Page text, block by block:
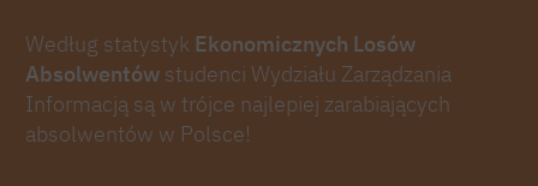
Według statystyk Ekonomicznych Losów
Absolwentów studenci Wydziału Zarządzania
Informacją są w trójce najlepiej zarabiających
absolwentów w Polsce!